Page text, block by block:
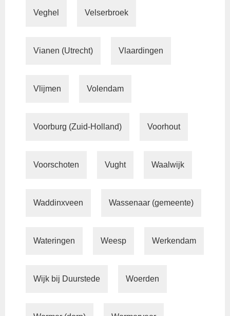
Veghel Velserbroek
Vianen (Utrecht) Vlaardingen
Vlijmen Volendam
Voorburg (Zuid-Holland) Voorhout
Voorschoten Vught Waalwijk
Waddinxveen Wassenaar (gemeente)
Wateringen Weesp Werkendam
Wijk bij Duurstede Woerden